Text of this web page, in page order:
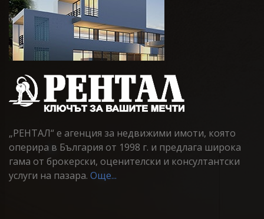
„РЕНТАЛ“ е агенция за недвижими имоти, която
оперира в България от 1998 г. и предлага широка
гама от брокерски, оценителски и консултантски
услуги на пазара. Още...